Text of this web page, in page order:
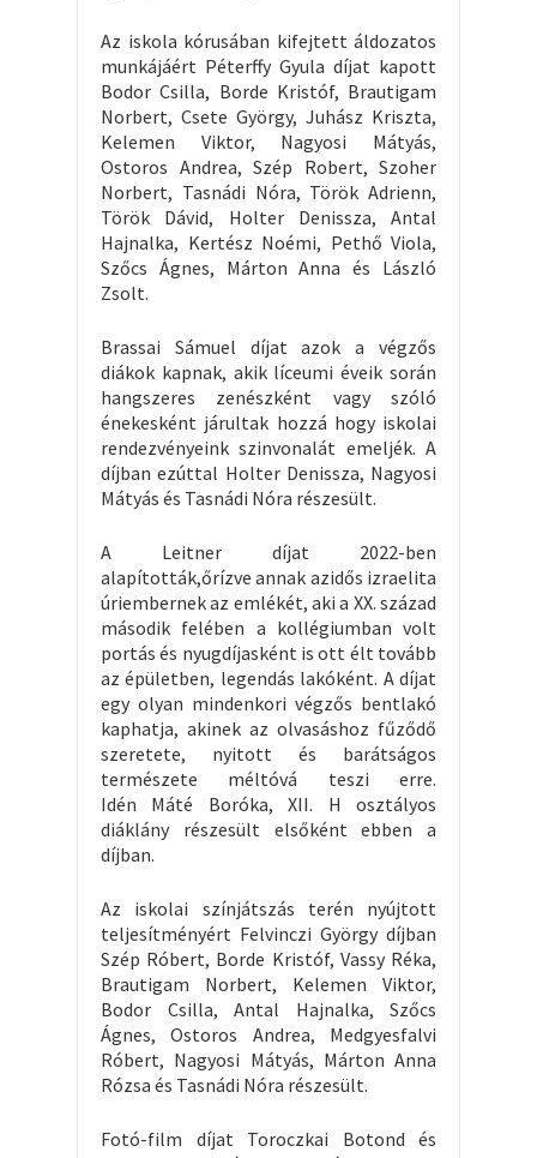
Az iskola kórusában kifejtett áldozatos
munkájáért Péterffy Gyula díjat kapott
Bodor Csilla, Borde Kristóf, Brautigam
Norbert, Csete György, Juhász Kriszta,
Kelemen Viktor, Nagyosi Mátyás,
Ostoros Andrea, Szép Robert, Szoher
Norbert, Tasnádi Nóra, Török Adrienn,
Török Dávid, Holter Denissza, Antal
Hajnalka, Kertész Noémi, Pethő Viola,
Szőcs Ágnes, Márton Anna és László
Zsolt.
Brassai Sámuel díjat azok a végzős
diákok kapnak, akik líceumi éveik során
hangszeres zenészként vagy szóló
énekesként járultak hozzá hogy iskolai
rendezvényeink szinvonalát emeljék. A
díjban ezúttal Holter Denissza, Nagyosi
Mátyás és Tasnádi Nóra részesült.
A Leitner díjat 2022-ben
alapították,őrízve annak azidős izraelita
úriembernek az emlékét, aki a XX. század
második felében a kollégiumban volt
portás és nyugdíjasként is ott élt tovább
az épületben, legendás lakóként. A díjat
egy olyan mindenkori végzős bentlakó
kaphatja, akinek az olvasáshoz fűződő
szeretete, nyitott és barátságos
természete méltóvá teszi erre.
Idén Máté Boróka, XII. H osztályos
diáklány részesült elsőként ebben a
díjban.
Az iskolai színjátszás terén nyújtott
teljesítményért Felvinczi György díjban
Szép Róbert, Borde Kristóf, Vassy Réka,
Brautigam Norbert, Kelemen Viktor,
Bodor Csilla, Antal Hajnalka, Szőcs
Ágnes, Ostoros Andrea, Medgyesfalvi
Róbert, Nagyosi Mátyás, Márton Anna
Rózsa és Tasnádi Nóra részesült.
Fotó-film díjat Toroczkai Botond és